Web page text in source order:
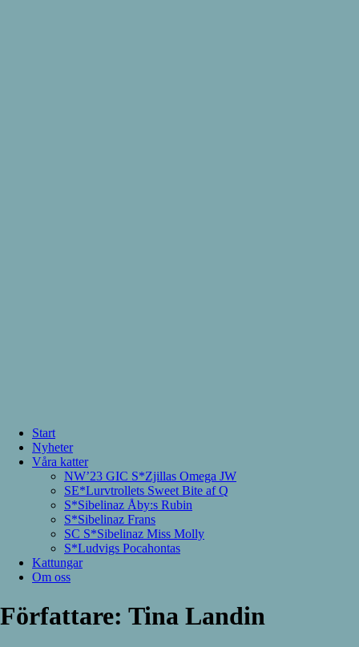
Start
Nyheter
Våra katter
NW’23 GIC S*Zjillas Omega JW
SE*Lurvtrollets Sweet Bite af Q
S*Sibelinaz Åby:s Rubin
S*Sibelinaz Frans
SC S*Sibelinaz Miss Molly
S*Ludvigs Pocahontas
Kattungar
Om oss
Författare: Tina Landin